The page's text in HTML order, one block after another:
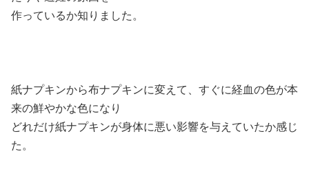
作っているか知りました。
紙ナプキンから布ナプキンに変えて、すぐに経血の色が本
来の鮮やかな色になり
どれだけ紙ナプキンが身体に悪い影響を与えていたか感じ
た。